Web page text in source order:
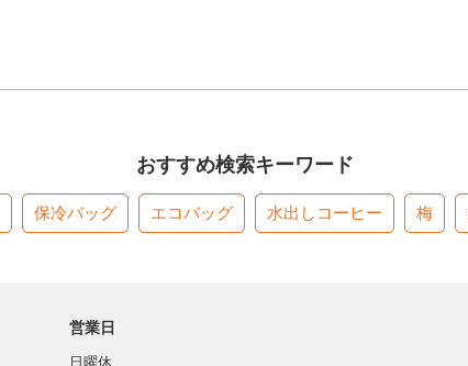
おすすめ検索キーワード
保冷バッグ エコバッグ 水出しコーヒー 梅
営業日
日曜休